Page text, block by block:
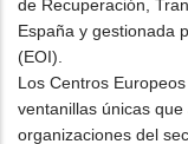
de Recuperación,
España y gestionada
(EOI).
Los Centros
ventanillas únicas
organizaciones del